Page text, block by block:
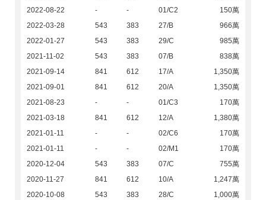
2022-08-22
- - 01/C2
150萬
2022-03-28
543 383 27/B
966萬
2022-01-27
543 383 29/C
985萬
2021-11-02
543 383 07/B
838萬
2021-09-14
841 612 17/A
1,350萬
2021-09-01
841 612 20/A
1,350萬
2021-08-23
- - 01/C3
170萬
2021-03-18
841 612 12/A
1,380萬
2021-01-11
- - 02/C6
170萬
2021-01-11
- - 02/M1
170萬
2020-12-04
543 383 07/C
755萬
2020-11-27
841 612 10/A
1,247萬
2020-10-08
543 383 28/C 1,000萬